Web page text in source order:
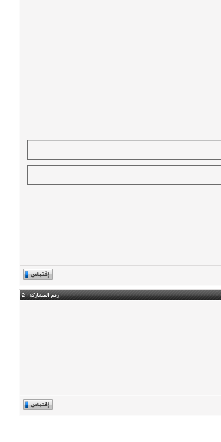
رقم المشاركة :2